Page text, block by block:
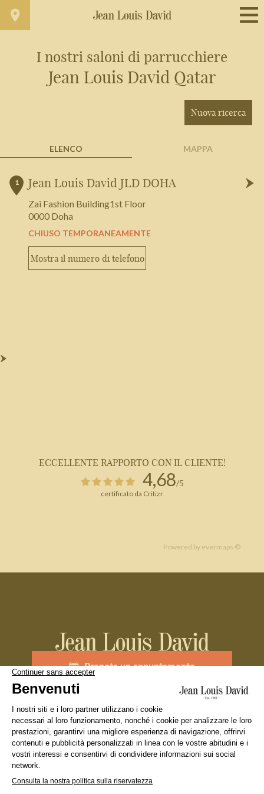
Trova un salone vicino a casa tua
Qatar
I nostri saloni di parrucchiere
Jean Louis David Qatar
Nuova ricerca
ELENCO MAPPA
1
+
1 Jean Louis David JLD DOHA
Zai Fashion Building1st Floor
0000 Doha
CHIUSO TEMPORANEAMENTE
Mostra il numero di telefono
ECCELLENTE RAPPORTO CON IL CLIENTE!
4,68/5
certificato da Critizr
Powered by evermaps ©
Prenota un appuntamento
La nostra marca Cercare un salone Diciture Legali